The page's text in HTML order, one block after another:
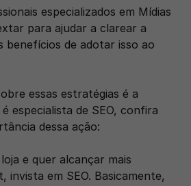
especializados em Mídias
para ajudar a clarear a
benefícios de adotar isso ao
essas estratégias é a
especialista de SEO, confira
dessa ação:
e quer alcançar mais
invista em SEO. Basicamente,